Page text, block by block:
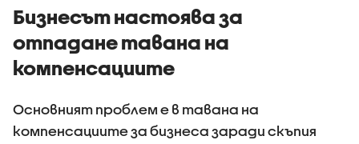
Бизнесът настоява за
отпадане тавана на
компенсациите
Основният проблем е в тавана на
компенсациите за бизнеса заради скъпия